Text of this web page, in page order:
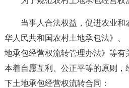
当事人合法权益，促进农业和
华人民共和国农村土地承包法》、
地承包经营权流转管理办法》等有
本着自愿互利、公正平等的原则，
下土地承包经营权流转合同：